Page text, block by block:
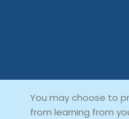
You may choose to
from learning from